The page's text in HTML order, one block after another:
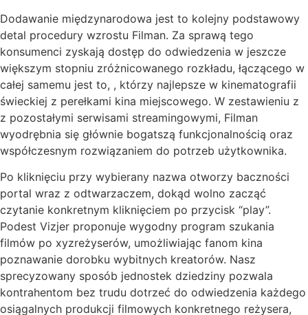
Dodawanie międzynarodowa jest to kolejny podstawowy
detal procedury wzrostu Filman. Za sprawą tego
konsumenci zyskają dostęp do odwiedzenia w jeszcze
większym stopniu zróżnicowanego rozkładu, łączącego w
całej samemu jest to, , którzy najlepsze w kinematografii
świeckiej z perełkami kina miejscowego. W zestawieniu z
z pozostałymi serwisami streamingowymi, Filman
wyodrębnia się głównie bogatszą funkcjonalnością oraz
współczesnym rozwiązaniem do potrzeb użytkownika.
Po kliknięciu przy wybierany nazwa otworzy baczności
portal wraz z odtwarzaczem, dokąd wolno zacząć
czytanie konkretnym kliknięciem po przycisk “play”.
Podest Vizjer proponuje wygodny program szukania
filmów po xyzreżyserów, umożliwiając fanom kina
poznawanie dorobku wybitnych kreatorów. Nasz
sprecyzowany sposób jednostek dziedziny pozwala
kontrahentom bez trudu dotrzeć do odwiedzenia każdego
osiągalnych produkcji filmowych konkretnego reżysera,